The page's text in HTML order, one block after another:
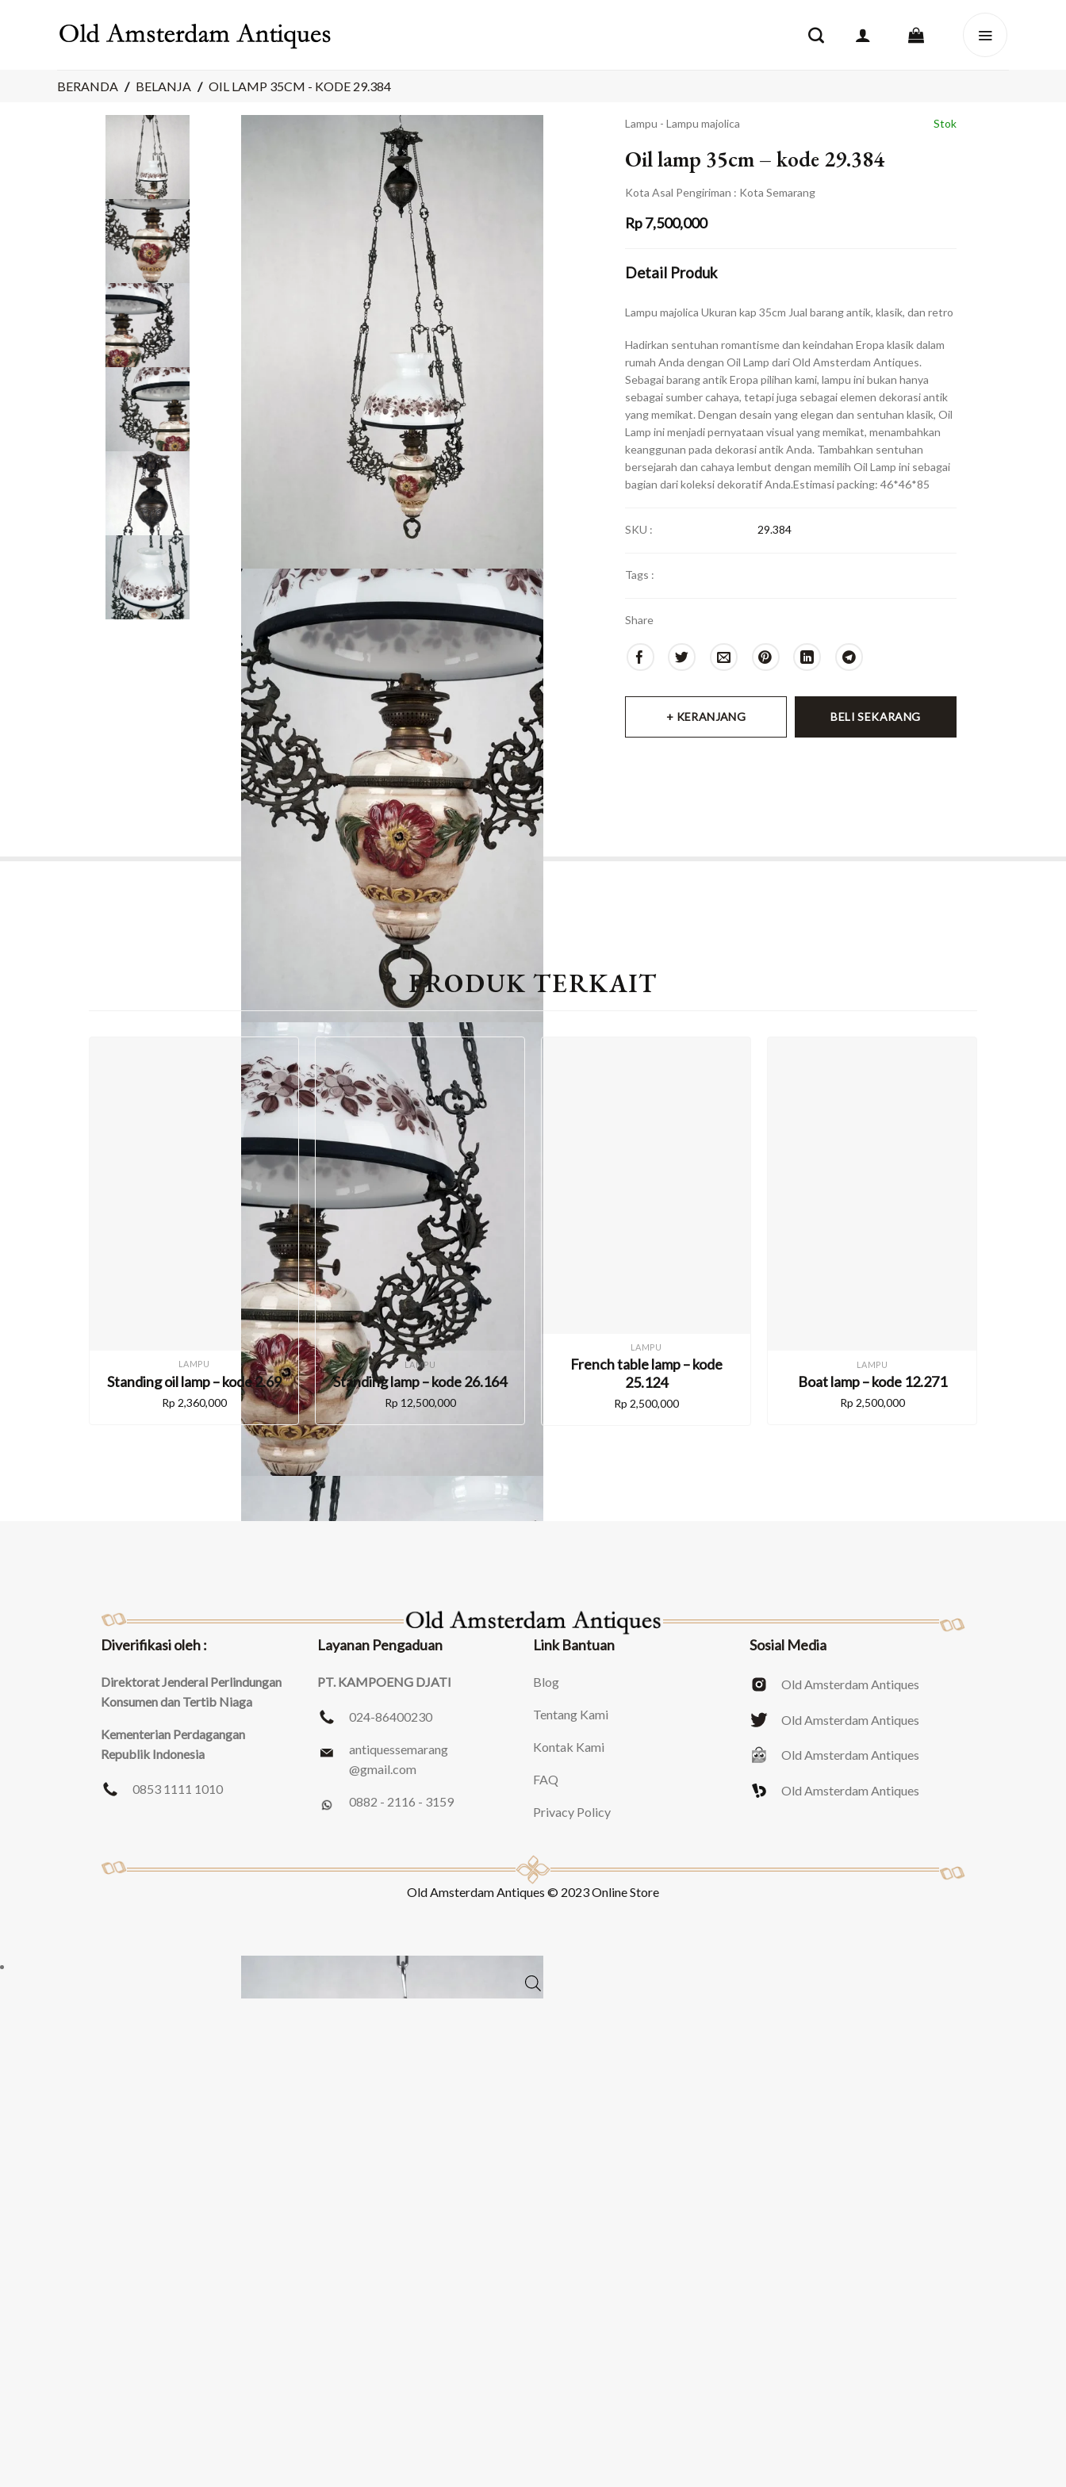
BERANDA / BELANJA / OIL LAMP 35CM - KODE 29.384
Lampu - Lampu majolica Stok
Oil lamp 35cm – kode 29.384
Kota Asal Pengiriman : Kota Semarang
Rp7,500,000
Detail Produk
Lampu majolica Ukuran kap 35cm Jual barang antik, klasik, dan retro
Hadirkan sentuhan romantisme dan keindahan Eropa klasik dalam
rumah Anda dengan Oil Lamp dari Old Amsterdam Antiques.
Sebagai barang antik Eropa pilihan kami, lampu ini bukan hanya
sebagai sumber cahaya, tetapi juga sebagai elemen dekorasi antik
yang memikat. Dengan desain yang elegan dan sentuhan klasik, Oil
Lamp ini menjadi pernyataan visual yang memikat, menambahkan
keanggunan pada dekorasi antik Anda. Tambahkan sentuhan
bersejarah dan cahaya lembut dengan memilih Oil Lamp ini sebagai
bagian dari koleksi dekoratif Anda.Estimasi packing: 46*46*85
SKU : 29.384
Tags :
Share
+ KERANJANG BELI SEKARANG
PRODUK TERKAIT
LAMPU
Standing oil lamp – kode 2.69
Rp 2,360,000
LAMPU
Standing lamp – kode 26.164
Rp 12,500,000
LAMPU
French table lamp – kode
25.124
Rp 2,500,000
LAMPU
Boat lamp – kode 12.271
Rp 2,500,000
Diverifikasi oleh :
Direktorat Jenderal Perlindungan
Konsumen dan Tertib Niaga
Kementerian Perdagangan
Republik Indonesia
0853 1111 1010
Layanan Pengaduan
PT. KAMPOENG DJATI
024-86400230
antiquessemarang
@gmail.com
0882 - 2116 - 3159
Link Bantuan
Blog
Tentang Kami
Kontak Kami
FAQ
Privacy Policy
Sosial Media
Old Amsterdam Antiques
Old Amsterdam Antiques
Old Amsterdam Antiques
Old Amsterdam Antiques
Old Amsterdam Antiques © 2023 Online Store